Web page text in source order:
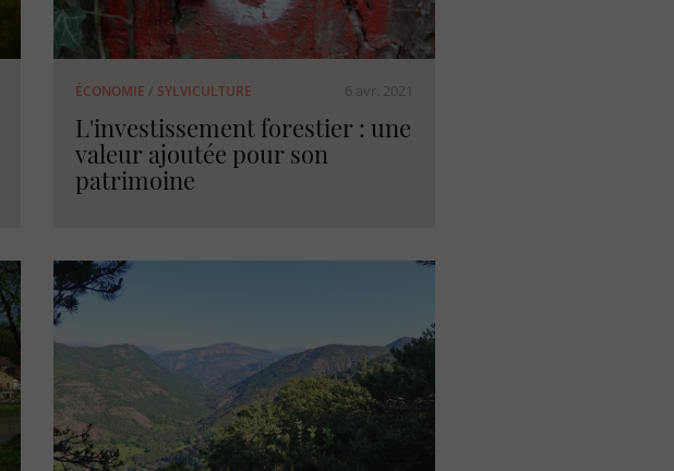
ÉCONOMIE / SYLVICULTURE 6 avr. 2021
L'investissement forestier : une
valeur ajoutée pour son
patrimoine